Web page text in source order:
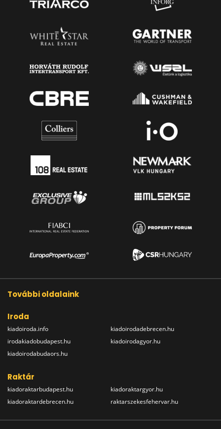
További oldalaink
Iroda
kiadoiroda.info
irodakiadobudapest.hu
kiadoirodabudaors.hu
kiadoirodadebrecen.hu
kiadoirodagyor.hu
Raktár
kiadoraktarbudapest.hu
kiadoraktardebrecen.hu
kiadoraktargyor.hu
raktarszekesfehervar.hu